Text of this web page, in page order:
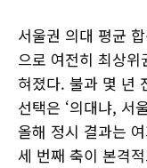
서울권 의대 평균
으로 여전히 최상
혀졌다. 불과 몇 년
선택은 ‘의대냐, 서
올해 정시 결과는
세 번째 축이 본격